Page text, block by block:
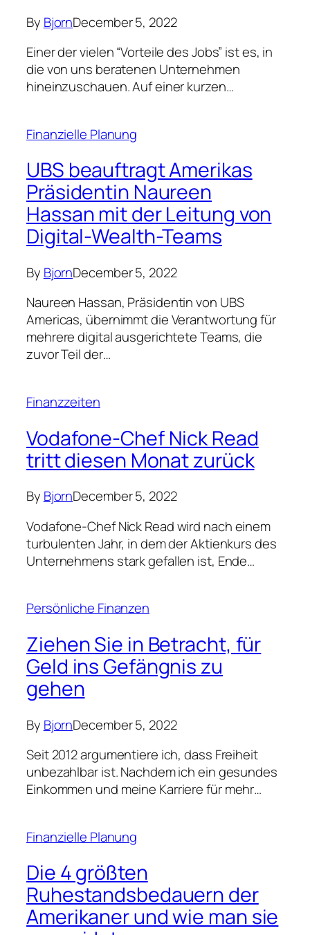
Präsidentin Naureen
Hassan mit der Leitung von
Digital-Wealth-Teams
ByBjornDecember 5, 2022
Americas, übernimmt die Verantwortung für
mehrere digital ausgerichtete Teams, die
zuvor Teil der…
Finanzzeiten
tritt diesen Monat zurück
ByBjornDecember 5, 2022
Vodafone-Chef Nick Read wird nach einem
turbulenten Jahr, in dem der Aktienkurs des
Persönliche Finanzen
Ziehen Sie in Betracht, für
Geld ins Gefängnis zu
gehen
ByBjornDecember 5, 2022
Seit 2012 argumentiere ich, dass Freiheit
Einkommen und meine Karriere für mehr…
Finanzielle Planung
Die 4 größten
Ruhestandsbedauern der
Amerikaner und wie man sie
vermeidet
ByBjornDecember 5, 2022
darum, für die Zukunft vorzusorgen. Aber
sobald sie das Rentenalter erreicht…
1
2
Next